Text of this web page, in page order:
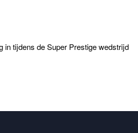
in tijdens de Super Prestige wedstrijd